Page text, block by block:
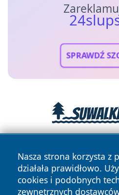
SPRAWDŹ
Nasza strona korzysta z
działała prawidłowo.
cookies i podobnych
zewnętrznych